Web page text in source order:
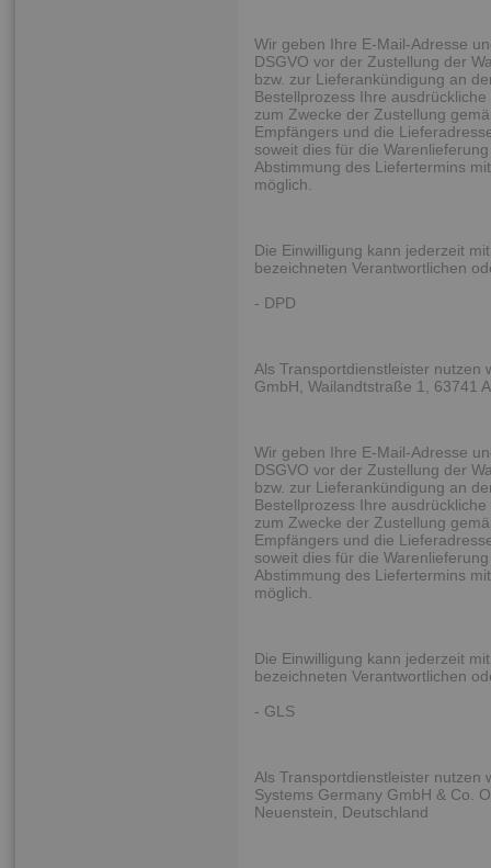
Wir geben Ihre E-Mail-Adresse
DSGVO vor der Zustellung der
bzw. zur Lieferankündigung an
Bestellprozess Ihre
zum Zwecke der Zustellung
Empfängers und die
soweit dies für die
Abstimmung des Liefertermins
möglich.
Die Einwilligung kann jederzeit
bezeichneten Verantwortlichen
- DPD
Als Transportdienstleister nutzen
GmbH, Wailandtstraße 1, 63741
Wir geben Ihre E-Mail-Adresse
DSGVO vor der Zustellung der
bzw. zur Lieferankündigung an
Bestellprozess Ihre
zum Zwecke der Zustellung
Empfängers und die
soweit dies für die
Abstimmung des Liefertermins
möglich.
Die Einwilligung kann jederzeit
bezeichneten Verantwortlichen
- GLS
Als Transportdienstleister nutzen
Systems Germany GmbH & Co.
Neuenstein, Deutschland